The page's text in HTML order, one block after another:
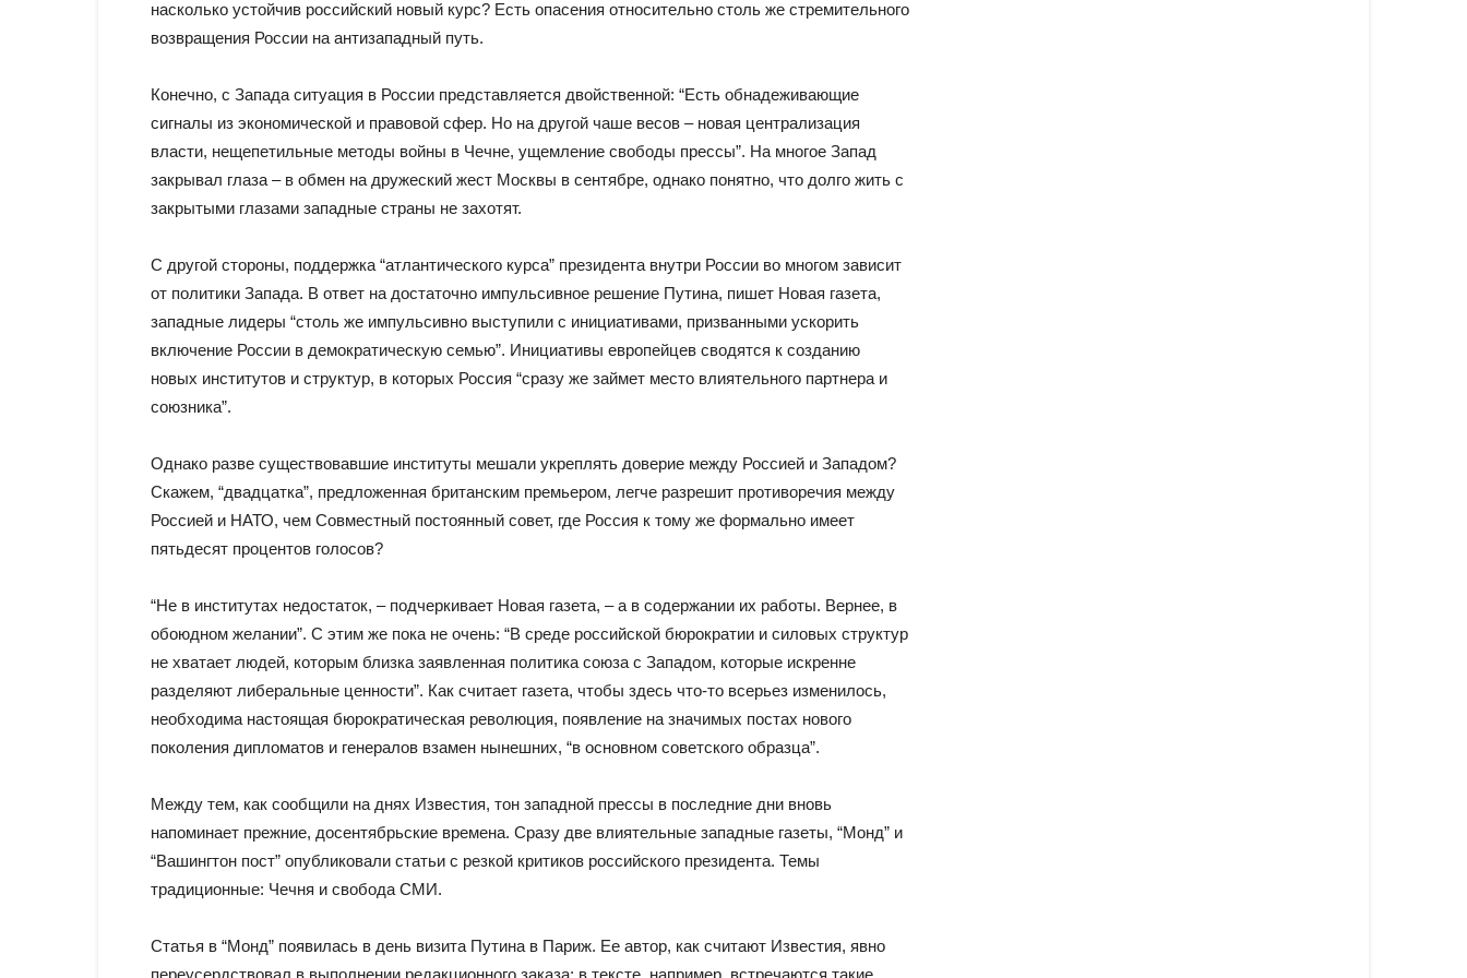
насколько устойчив российский новый курс? Есть опасения относительно столь же стремительного
возвращения России на антизападный путь.
Конечно, с Запада ситуация в России представляется двойственной: “Есть обнадеживающие
сигналы из экономической и правовой сфер. Но на другой чаше весов – новая централизация
власти, нещепетильные методы войны в Чечне, ущемление свободы прессы”. На многое Запад
закрывал глаза – в обмен на дружеский жест Москвы в сентябре, однако понятно, что долго жить с
закрытыми глазами западные страны не захотят.
С другой стороны, поддержка “атлантического курса” президента внутри России во многом зависит
от политики Запада. В ответ на достаточно импульсивное решение Путина, пишет Новая газета,
западные лидеры “столь же импульсивно выступили с инициативами, призванными ускорить
включение России в демократическую семью”. Инициативы европейцев сводятся к созданию
новых институтов и структур, в которых Россия “сразу же займет место влиятельного партнера и
союзника”.
Однако разве существовавшие институты мешали укреплять доверие между Россией и Западом?
Скажем, “двадцатка”, предложенная британским премьером, легче разрешит противоречия между
Россией и НАТО, чем Совместный постоянный совет, где Россия к тому же формально имеет
пятьдесят процентов голосов?
“Не в институтах недостаток, – подчеркивает Новая газета, – а в содержании их работы. Вернее, в
обоюдном желании”. С этим же пока не очень: “В среде российской бюрократии и силовых структур
не хватает людей, которым близка заявленная политика союза с Западом, которые искренне
разделяют либеральные ценности”. Как считает газета, чтобы здесь что-то всерьез изменилось,
необходима настоящая бюрократическая революция, появление на значимых постах нового
поколения дипломатов и генералов взамен нынешних, “в основном советского образца”.
Между тем, как сообщили на днях Известия, тон западной прессы в последние дни вновь
напоминает прежние, досентябрьские времена. Сразу две влиятельные западные газеты, “Монд” и
“Вашингтон пост” опубликовали статьи с резкой критиков российского президента. Темы
традиционные: Чечня и свобода СМИ.
Статья в “Монд” появилась в день визита Путина в Париж. Ее автор, как считают Известия, явно
переусердствовал в выполнении редакционного заказа: в тексте, например, встречаются такие